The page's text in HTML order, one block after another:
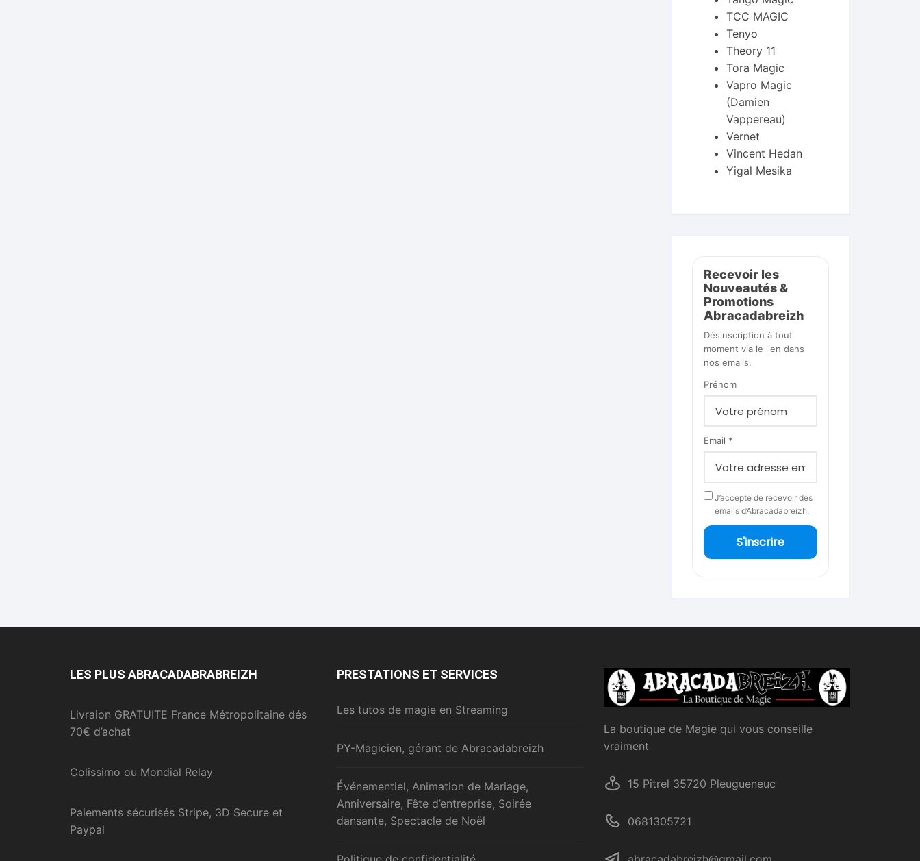
TCC MAGIC
Tenyo
Theory 11
Tora Magic
Vapro Magic
(Damien
Vappereau)
Vernet
Vincent Hedan
Yigal Mesika
Recevoir les
Nouveautés &
Promotions
Abracadabreizh
Désinscription à tout
moment via le lien dans
nos emails.
Prénom
Email *
J’accepte de recevoir des
emails d’Abracadabreizh.
S'inscrire
LES PLUS ABRACADABRABREIZH
Livraion GRATUITE France Métropolitaine dés
70€ d’achat
Colissimo ou Mondial Relay
Paiements sécurisés Stripe, 3D Secure et
Paypal
PRESTATIONS ET SERVICES
Les tutos de magie en Streaming
PY-Magicien, gérant de Abracadabreizh
Événementiel, Animation de Mariage,
Anniversaire, Fête d’entreprise, Soirée
dansante, Spectacle de Noël
La boutique de Magie qui vous conseille
vraiment
15 Pitrel 35720 Pleugueneuc
0681305721